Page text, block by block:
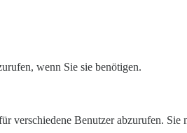
wenn Sie sie benötigen.
verschiedene Benutzer abzurufen. Sie